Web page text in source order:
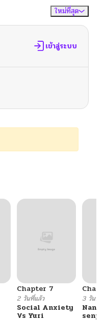
ใหม่ที่สุด
เข้าสู่ระบบ
Chapter 7
2 วันที่แล้ว
Social Anxiety
Vs Yuri
3 วันที่